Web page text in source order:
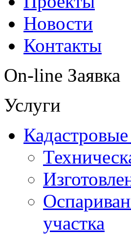
Новости
Контакты
On-line Заявка
Услуги
участка